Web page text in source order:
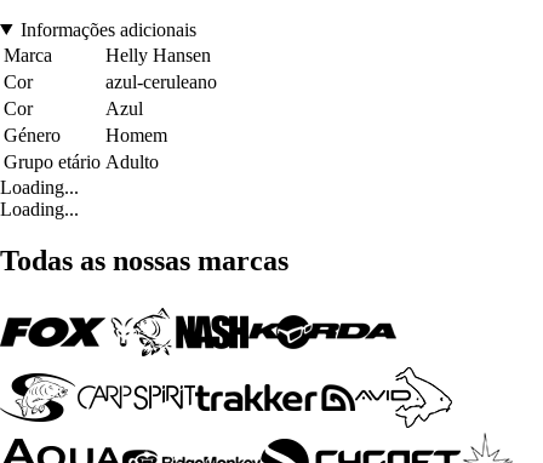
Informações adicionais
Marca
Helly Hansen
Cor
azul-ceruleano
Cor
Azul
Género
Homem
Grupo etário Adulto
Loading...
Loading...
Todas as nossas marcas